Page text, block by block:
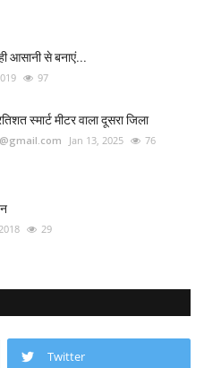
आसानी से बनाएं...
97
स्मार्ट मीटर वाला दूसरा जिला
Jan 13, 2025 76
29
Twitter